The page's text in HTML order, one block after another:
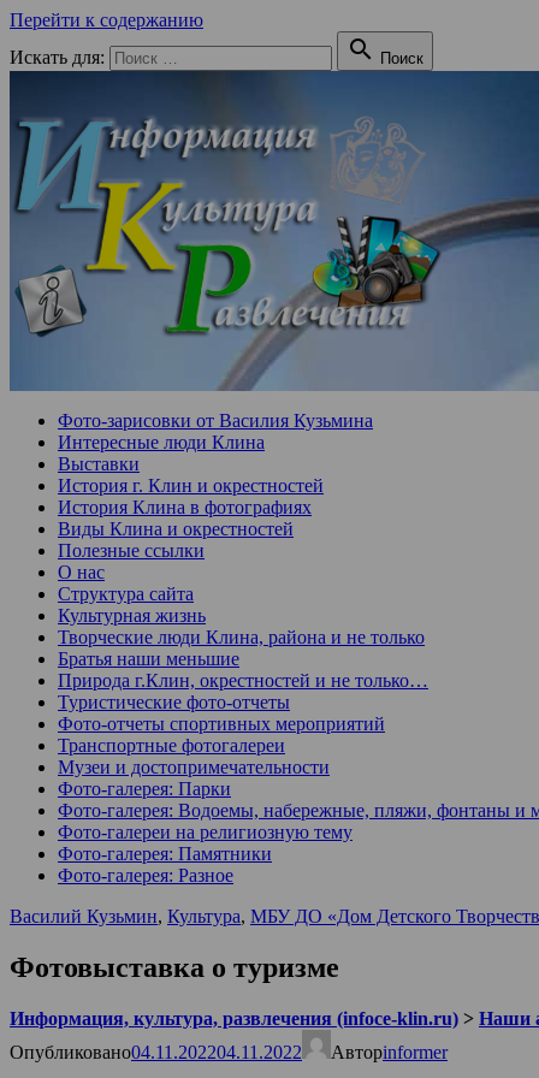
Перейти к содержанию
Искать для:
 Поиск
Фото-зарисовки от Василия Кузьмина
Интересные люди Клина
Выставки
История г. Клин и окрестностей
История Клина в фотографиях
Виды Клина и окрестностей
Полезные ссылки
О нас
Структура сайта
Культурная жизнь
Творческие люди Клина, района и не только
Братья наши меньшие
Природа г.Клин, окрестностей и не только…
Туристические фото-отчеты
Фото-отчеты спортивных мероприятий
Транспортные фотогалереи
Музеи и достопримечательности
Фото-галерея: Парки
Фото-галерея: Водоемы, набережные, пляжи, фонтаны и
Фото-галереи на религиозную тему
Фото-галерея: Памятники
Фото-галерея: Разное
Василий Кузьмин, Культура, МБУ ДО «Дом Детского
Фотовыставка о туризме
Информация, культура, развлечения (infoce-klin.ru) > Наши
Опубликовано04.11.202204.11.2022 Авторinformer